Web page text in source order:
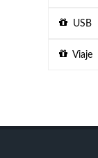
USB
Viaje